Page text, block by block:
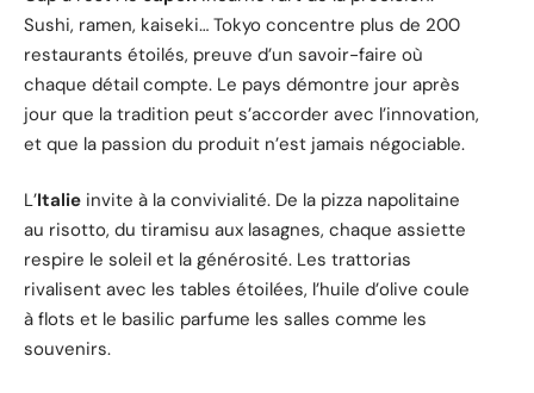
Sushi, ramen, kaiseki… Tokyo concentre plus de 200
restaurants étoilés, preuve d’un savoir-faire où
chaque détail compte. Le pays démontre jour après
jour que la tradition peut s’accorder avec l’innovation,
et que la passion du produit n’est jamais négociable.
L’Italie invite à la convivialité. De la pizza napolitaine
au risotto, du tiramisu aux lasagnes, chaque assiette
respire le soleil et la générosité. Les trattorias
rivalisent avec les tables étoilées, l’huile d’olive coule
à flots et le basilic parfume les salles comme les
souvenirs.